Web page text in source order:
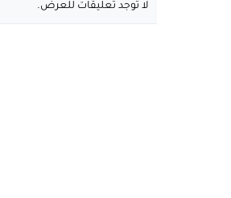
لا توجد تعليقات للعرض.